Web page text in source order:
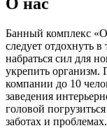
Банный комплекс
следует отдохнуть
набраться сил для
укрепить организм.
компании до 10
заведения
головой
заботах и проблемах.